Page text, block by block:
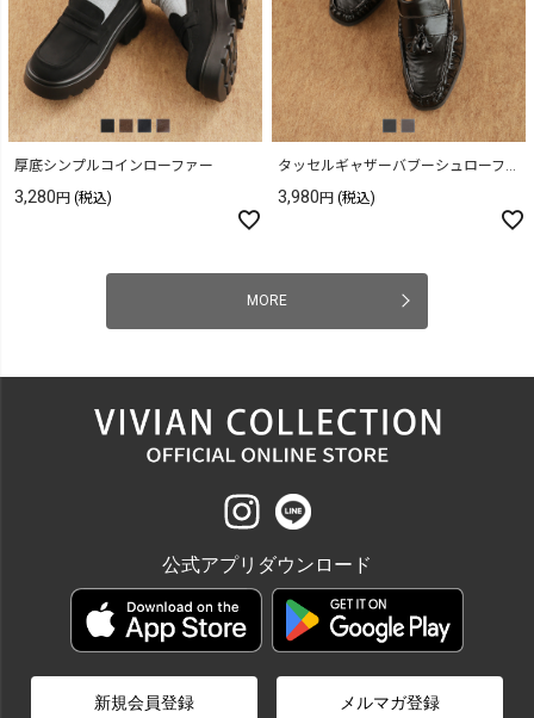
厚底シンプルコインローファー
3,280 (税込) 3,980 (税込)
MORE
公式アプリダウンロード
新規会員登録 メルマガ登録